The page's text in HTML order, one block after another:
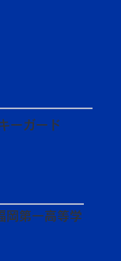
ーガード
岡第一高等学